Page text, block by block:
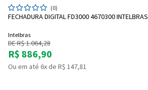
(0)
FECHADURA DIGITAL FD3000 4670300 INTELBRAS
Intelbras
DE R$ 1.064,28
R$ 886,90
Ou em até 6x de R$ 147,81